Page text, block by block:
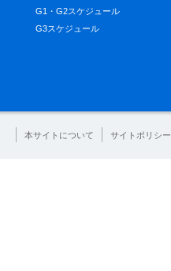
G1・G2スケジュール
G3スケジュール
本サイトについて サイトポリシー